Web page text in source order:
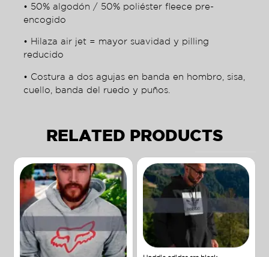
• 50% algodón / 50% poliéster fleece pre-
encogido
• Hilaza air jet = mayor suavidad y pilling
reducido
• Costura a dos agujas en banda en hombro, sisa,
cuello, banda del ruedo y puños.
RELATED PRODUCTS